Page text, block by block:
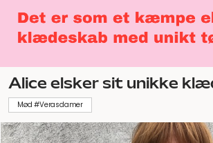
Alice elsker sit unikke
Mød #Verasdamer